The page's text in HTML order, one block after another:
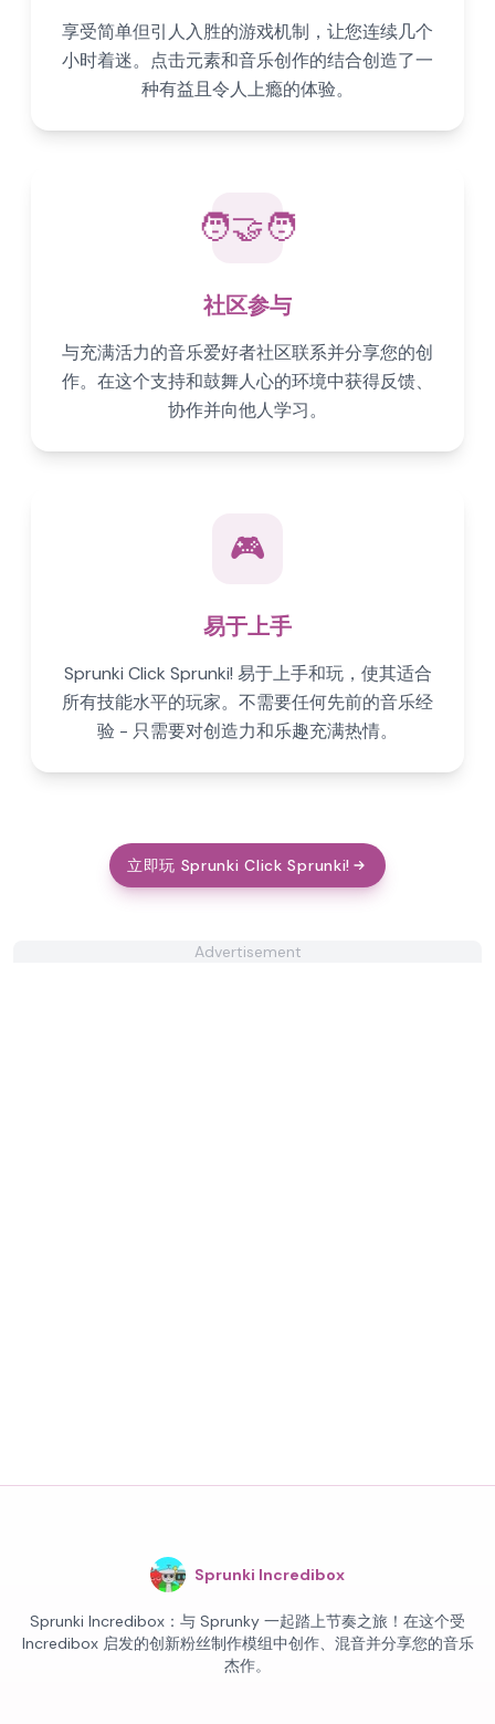
享受简单但引人入胜的游戏机制，让您连续几个
小时着迷。点击元素和音乐创作的结合创造了一
种有益且令人上瘾的体验。
🧑‍🤝‍🧑
社区参与
与充满活力的音乐爱好者社区联系并分享您的创
作。在这个支持和鼓舞人心的环境中获得反馈、
协作并向他人学习。
🎮
易于上手
Sprunki Click Sprunki! 易于上手和玩，使其适合
所有技能水平的玩家。不需要任何先前的音乐经
验 - 只需要对创造力和乐趣充满热情。
立即玩 Sprunki Click Sprunki!
Advertisement
Sprunki Incredibox
Sprunki Incredibox：与 Sprunky 一起踏上节奏之旅！在这个受
Incredibox 启发的创新粉丝制作模组中创作、混音并分享您的音乐
杰作。